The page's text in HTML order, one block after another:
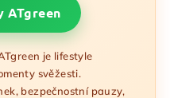
ATgreen
je lifestyle
svěžesti.
bezpečnostní pauzy,